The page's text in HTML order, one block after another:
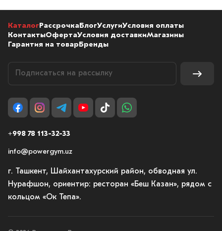
КаталогРассрочкаБлогУслугиУсловия оплаты
КонтактыОфертаУсловия доставкиМагазины
Гарантия на товарБренды
+998 78 113-32-33
info@powergym.uz
г. Ташкент, Шайхантахурский район, обводная ул.
Нурафшон, ориентир: ресторан «Беш Казан», рядом с
кольцом «Ок Тепа».